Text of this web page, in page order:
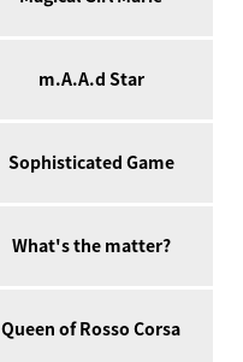
m.A.A.d Star
Sophisticated Game
What's the matter?
Queen of Rosso Corsa